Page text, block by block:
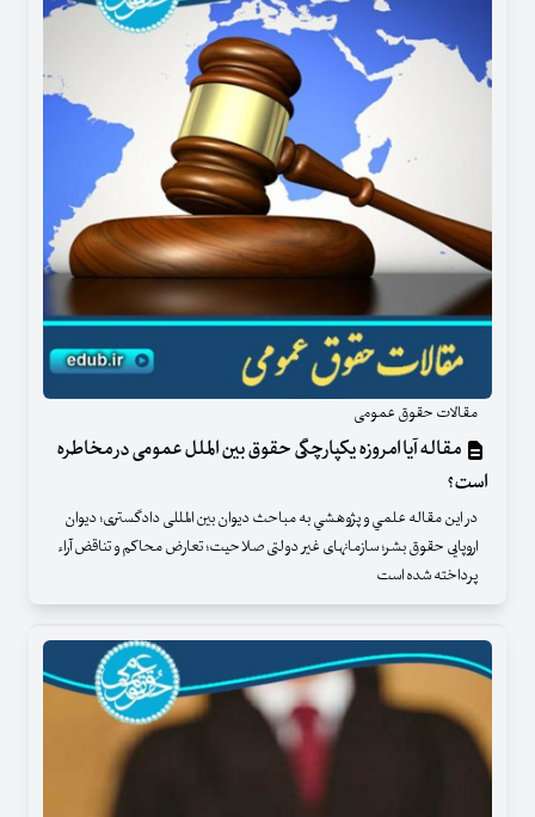
مقالات حقوق عمومی
مقاله آیا امروزه یکپارچگی حقوق بین الملل عمومی در مخاطره
است؟
در اين مقاله علمي و پژوهشي به مباحث دیوان بین المللی دادگستری؛ دیوان
اروپایی حقوق بشر؛ سازمانهای غیر دولتی صلاحیت؛ تعارض محاکم و تناقض آراء
پرداخته شده است